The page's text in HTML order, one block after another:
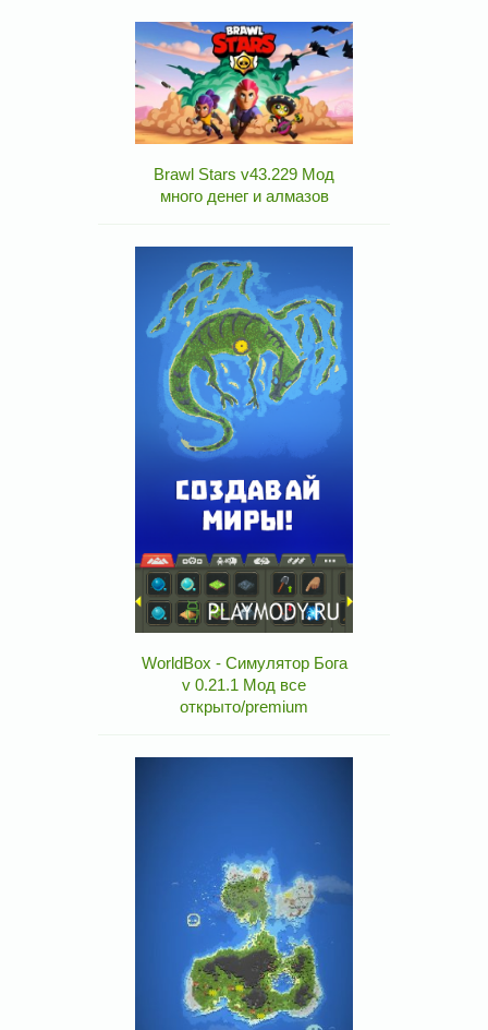
Brawl Stars v43.229 Мод
много денег и алмазов
WorldBox - Симулятор Бога
v 0.21.1 Мод все
открыто/premium